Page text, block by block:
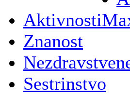
Aktivnosti
Znanost
Sestrinstvo